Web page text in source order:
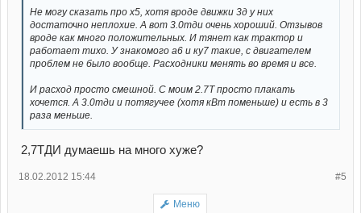
Не могу сказать про х5, хотя вроде движки 3д у них
достаточно неплохие. А вот 3.0тди очень хороший. Отзывов
вроде как много положительных. И тянет как трактор и
работает тихо. У знакомого а6 и ку7 такие, с двигателем
проблем не было вообще. Расходники менять во время и все.
И расход просто смешной. С моим 2.7Т просто плакать
хочется. А 3.0тди и потягучее (хотя кВт поменьше) и есть в 3
раза меньше.
2,7ТДИ думаешь на много хуже?
#5
18.02.2012 15:44
Меню